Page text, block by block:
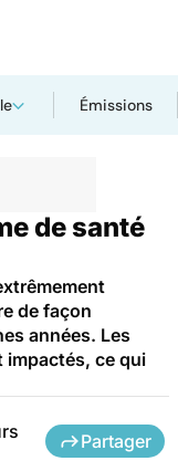
Émissions
de santé
de façon
années. Les
impactés, ce qui
Partager